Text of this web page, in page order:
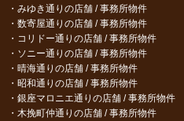
みゆき通りの店舗 / 事務所物件
数寄屋通りの店舗 / 事務所物件
コリドー通りの店舗 / 事務所物件
ソニー通りの店舗 / 事務所物件
晴海通りの店舗 / 事務所物件
昭和通りの店舗 / 事務所物件
銀座マロニエ通りの店舗 / 事務所物件
木挽町仲通りの店舗 / 事務所物件